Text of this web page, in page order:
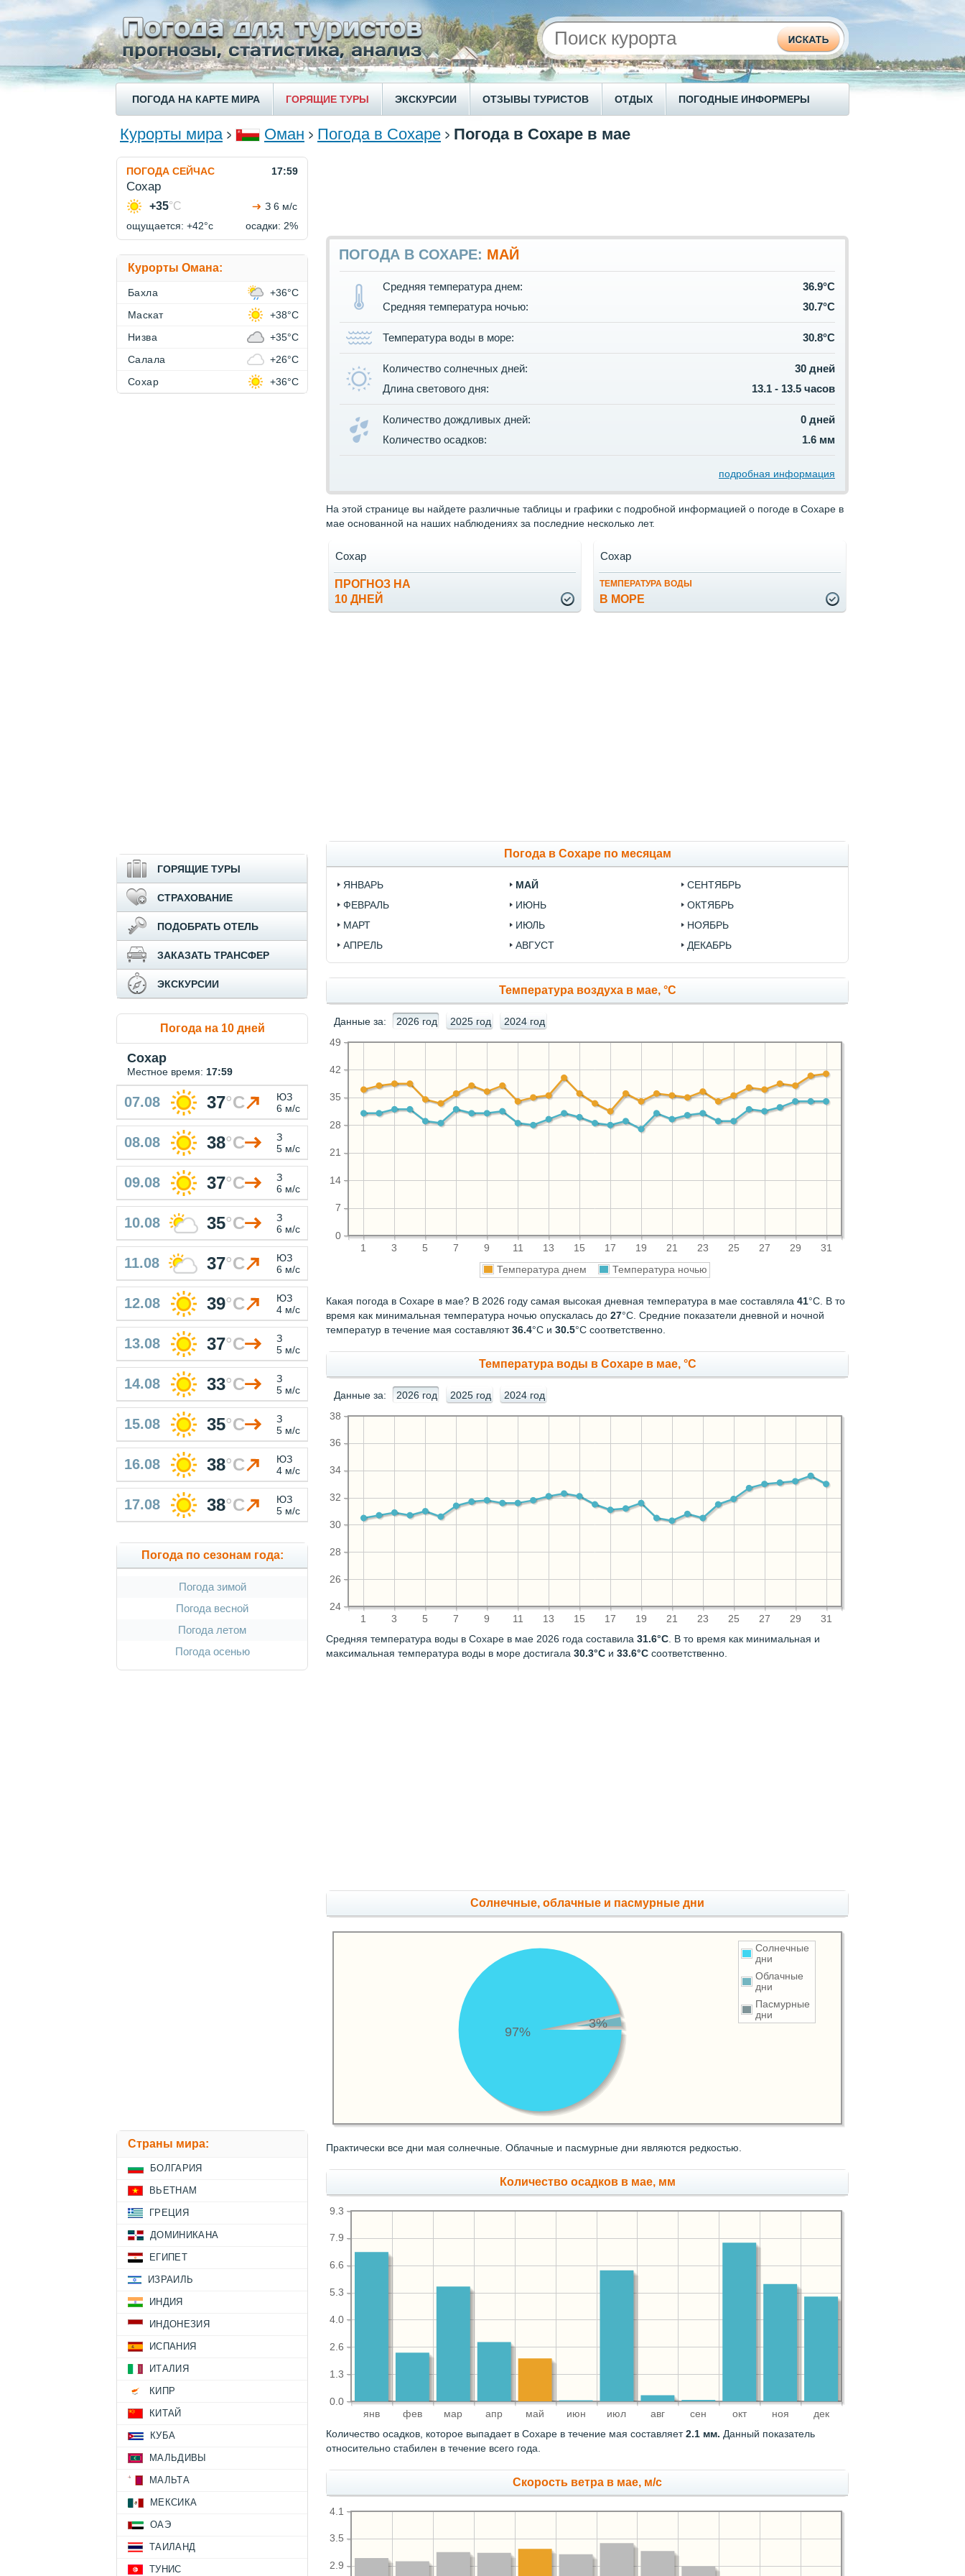
ПОГОДА НА КАРТЕ МИРА ГОРЯЩИЕ ТУРЫ ЭКСКУРСИИ ОТЗЫВЫ ТУРИСТОВ ОТДЫХ ПОГОДНЫЕ ИНФОРМЕРЫ
Курорты мира Оман Погода в Сохаре Погода в Сохаре в мае
ПОГОДА В СОХАРЕ: МАЙ
Средняя температура днем:
36.9°C
Средняя температура ночью:
30.7°C
Температура воды в море: 30.8°C
Количество солнечных дней:
30 дней
Длина светового дня:
13.1 - 13.5 часов
Количество дождливых дней:
0 дней
Количество осадков:
1.6 мм
подробная информация
На этой странице вы найдете различные таблицы и графики с подробной информацией о погоде в Сохаре в
мае основанной на наших наблюдениях за последние несколько лет.
ПРОГНОЗ НА
10 ДНЕЙ
Сохар
ТЕМПЕРАТУРА ВОДЫ
В МОРЕ
Сохар
Погода в Сохаре по месяцам
ЯНВАРЬ
ФЕВРАЛЬ
МАРТ
АПРЕЛЬ
МАЙ
ИЮНЬ
ИЮЛЬ
АВГУСТ
СЕНТЯБРЬ
ОКТЯБРЬ
НОЯБРЬ
ДЕКАБРЬ
Температура воздуха в мае, °C
Данные за: 2026 год 2025 год 2024 год
1 3 5 7 9 11 13 15 17 19 21 23 25 27 29 31
0
7
14
21
28
35
42
49
Температура днем Температура ночью
Какая погода в Сохаре в мае? В 2026 году самая высокая дневная температура в мае составляла 41°С. В то
время как минимальная температура ночью опускалась до 27°C. Средние показатели дневной и ночной
температур в течение мая составляют36.4°С и 30.5°С соответственно.
Температура воды в Сохаре в мае, °C
Данные за: 2026 год 2025 год 2024 год
1 3 5 7 9 11 13 15 17 19 21 23 25 27 29 31
24
26
28
30
32
34
36
38
Средняя температура воды в Сохаре в мае 2026 года составила 31.6°C . В то время как минимальная и
максимальная температура воды в море достигала 30.3°C и 33.6°C соответственно.
Cолнечные, облачные и пасмурные дни
Солнечные
дни
Облачные
дни
Пасмурные
дни
97%
3%
Практически все дни мая солнечные. Облачные и пасмурные дни являются редкостью.
Количество осадков в мае, мм
янв фев мар апр май июн июл авг сен окт ноя дек
0.0
1.3
2.6
4.0
5.3
6.6
7.9
9.3
Количество осадков, которое выпадает в Сохаре в течение мая составляет2.1 мм. Данный показатель
относительно стабилен в течение всего года.
Скорость ветра в мае, м/с
2.9
3.5
4.1
ПОГОДА СЕЙЧАС 17:59
Сохар
+35°C
З 6 м/с
ощущается: +42°c
осадки: 2%
Курорты Омана:
Бахла
+36°C
Маскат
+38°C
Низва
+35°C
Салала
+26°C
Сохар
+36°C
ГОРЯЩИЕ ТУРЫ
СТРАХОВАНИЕ
ПОДОБРАТЬ ОТЕЛЬ
ЗАКАЗАТЬ ТРАНСФЕР
ЭКСКУРСИИ
Погода на 10 дней
Сохар
Местное время: 17:59
07.08 37°C
ЮЗ
6 м/с
08.08 38°C
З
5 м/с
09.08 37°C
З
6 м/с
10.08 35°C
З
6 м/с
11.08 37°C
ЮЗ
6 м/с
12.08 39°C
ЮЗ
4 м/с
13.08 37°C
З
5 м/с
14.08 33°C
З
5 м/с
15.08 35°C
З
5 м/с
16.08 38°C
ЮЗ
4 м/с
17.08 38°C
ЮЗ
5 м/с
Погода по сезонам года:
Погода зимой
Погода весной
Погода летом
Погода осенью
Страны мира:
БОЛГАРИЯ
ВЬЕТНАМ
ГРЕЦИЯ
ДОМИНИКАНА
ЕГИПЕТ
ИЗРАИЛЬ
ИНДИЯ
ИНДОНЕЗИЯ
ИСПАНИЯ
ИТАЛИЯ
КИПР
КИТАЙ
КУБА
МАЛЬДИВЫ
МАЛЬТА
МЕКСИКА
ОАЭ
ТАИЛАНД
ТУНИС